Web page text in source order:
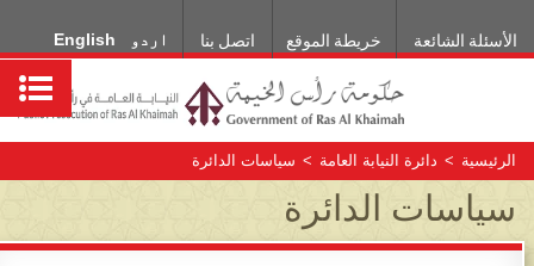
اردو English اتصل بنا خريطة الموقع الأسئلة الشائعة
الرئيسية > دائرة النيابة العامة > سياسات الدائرة​​​​
سياسات الدائرة​​​​